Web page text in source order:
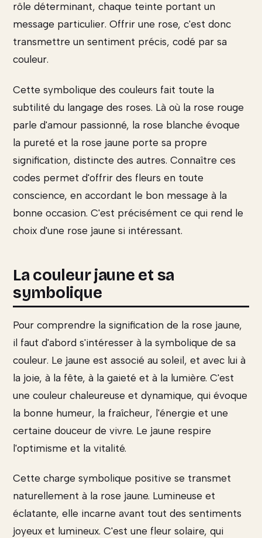
rôle déterminant, chaque teinte portant un
message particulier. Offrir une rose, c'est donc
transmettre un sentiment précis, codé par sa
couleur.
Cette symbolique des couleurs fait toute la
subtilité du langage des roses. Là où la rose rouge
parle d'amour passionné, la rose blanche évoque
la pureté et la rose jaune porte sa propre
signification, distincte des autres. Connaître ces
codes permet d'offrir des fleurs en toute
conscience, en accordant le bon message à la
bonne occasion. C'est précisément ce qui rend le
choix d'une rose jaune si intéressant.
La couleur jaune et sa
symbolique
Pour comprendre la signification de la rose jaune,
il faut d'abord s'intéresser à la symbolique de sa
couleur. Le jaune est associé au soleil, et avec lui à
la joie, à la fête, à la gaieté et à la lumière. C'est
une couleur chaleureuse et dynamique, qui évoque
la bonne humeur, la fraîcheur, l'énergie et une
certaine douceur de vivre. Le jaune respire
l'optimisme et la vitalité.
Cette charge symbolique positive se transmet
naturellement à la rose jaune. Lumineuse et
éclatante, elle incarne avant tout des sentiments
joyeux et lumineux. C'est une fleur solaire, qui